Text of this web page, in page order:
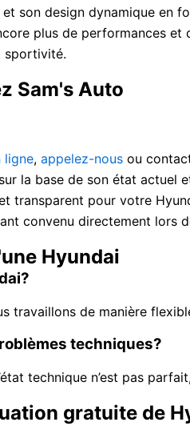
son design dynamique en
plus de performances et
sportivité.
Sam's Auto
ligne, appelez-nous ou
la base de son état actuel
transparent pour votre
convenu directement lors
Hyundai
travaillons de manière
techniques?
technique n’est pas
gratuite de